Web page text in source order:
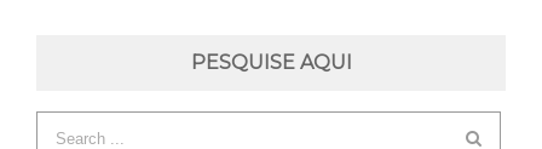
PESQUISE AQUI